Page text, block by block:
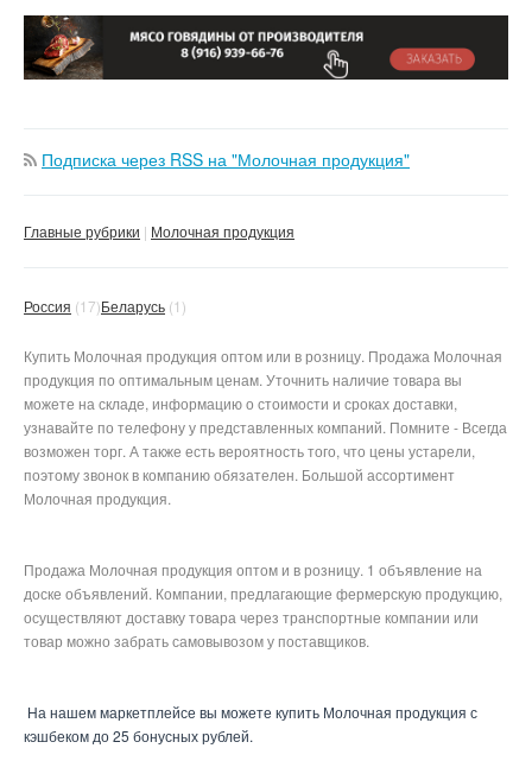
Подписка через RSS на "Молочная продукция"
Главные рубрики Молочная продукция
Россия (17)Беларусь (1)
Купить Молочная продукция оптом или в розницу. Продажа Молочная
продукция по оптимальным ценам. Уточнить наличие товара вы
можете на складе, информацию о стоимости и сроках доставки,
узнавайте по телефону у представленных компаний. Помните - Всегда
возможен торг. А также есть вероятность того, что цены устарели,
поэтому звонок в компанию обязателен. Большой ассортимент
Молочная продукция.
Продажа Молочная продукция оптом и в розницу. 1 объявление на
доске объявлений. Компании, предлагающие фермерскую продукцию,
осуществляют доставку товара через транспортные компании или
товар можно забрать самовывозом у поставщиков.
На нашем маркетплейсе вы можете купить Молочная продукция с
кэшбеком до 25 бонусных рублей.